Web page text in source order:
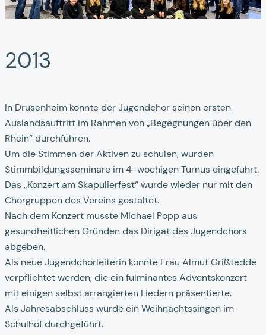
2013
In Drusenheim konnte der Jugendchor seinen ersten
Auslandsauftritt im Rahmen von „Begegnungen über den
Rhein“ durchführen.
Um die Stimmen der Aktiven zu schulen, wurden
Stimmbildungsseminare im 4-wöchigen Turnus eingeführt.
Das „Konzert am Skapulierfest“ wurde wieder nur mit den
Chorgruppen des Vereins gestaltet.
Nach dem Konzert musste Michael Popp aus
gesundheitlichen Gründen das Dirigat des Jugendchors
abgeben.
Als neue Jugendchorleiterin konnte Frau Almut Grißtedde
verpflichtet werden, die ein fulminantes Adventskonzert
mit einigen selbst arrangierten Liedern präsentierte.
Als Jahresabschluss wurde ein Weihnachtssingen im
Schulhof durchgeführt.